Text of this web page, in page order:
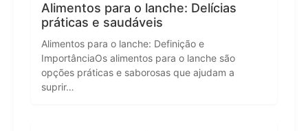
Alimentos para o lanche: Delícias
práticas e saudáveis
Alimentos para o lanche: Definição e
ImportânciaOs alimentos para o lanche são
opções práticas e saborosas que ajudam a
suprir…